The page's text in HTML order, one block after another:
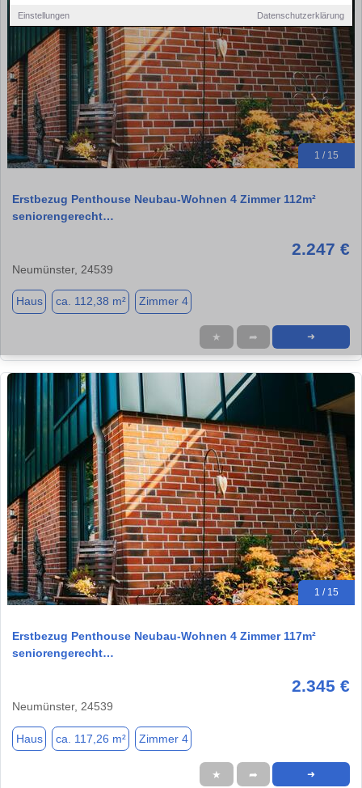
Einstellungen Datenschutzerklärung
1 / 15
Erstbezug Penthouse Neubau-Wohnen 4 Zimmer 112m²
seniorengerecht…
2.247 €
Neumünster, 24539
Haus ca. 112,38 m² Zimmer 4
★ ➦ ➜
1 / 15
Erstbezug Penthouse Neubau-Wohnen 4 Zimmer 117m²
seniorengerecht…
2.345 €
Neumünster, 24539
Haus ca. 117,26 m² Zimmer 4
★ ➦ ➜